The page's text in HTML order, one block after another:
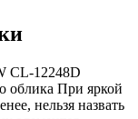
CL-12248D
облика При яркой
нельзя назвать